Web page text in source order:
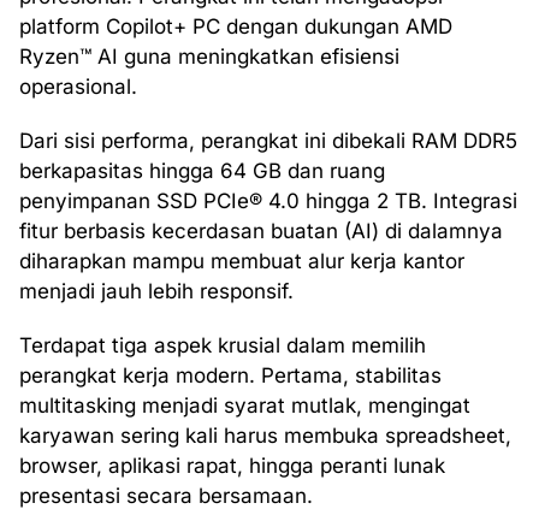
platform Copilot+ PC dengan dukungan AMD
Ryzen™️ AI guna meningkatkan efisiensi
operasional.
Dari sisi performa, perangkat ini dibekali RAM DDR5
berkapasitas hingga 64 GB dan ruang
penyimpanan SSD PCIe®️ 4.0 hingga 2 TB. Integrasi
fitur berbasis kecerdasan buatan (AI) di dalamnya
diharapkan mampu membuat alur kerja kantor
menjadi jauh lebih responsif.
Terdapat tiga aspek krusial dalam memilih
perangkat kerja modern. Pertama, stabilitas
multitasking menjadi syarat mutlak, mengingat
karyawan sering kali harus membuka spreadsheet,
browser, aplikasi rapat, hingga peranti lunak
presentasi secara bersamaan.